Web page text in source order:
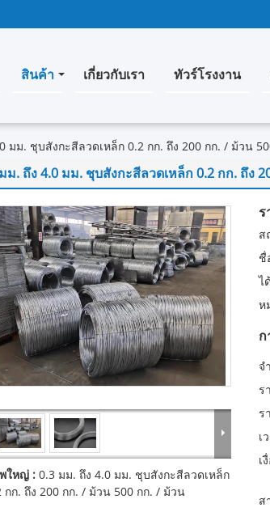
สินค้า เกี่ยวกับเรา ทัวร์โรงงาน
มม. ชุบสังกะสีลวดเหล็ก 0.2 กก. ถึง 200 กก. / ม้วน
ม. ถึง 4.0 มม. ชุบสังกะสีลวดเหล็ก 0.2 กก. ถึง
ใหญ่ : 0.3 มม. ถึง 4.0 มม. ชุบสังกะสีลวดเหล็ก
กก. ถึง 200 กก. / ม้วน 500 กก. / ม้วน
ร
ส
ชื่
ไ
ห
ก
จ
ร
ร
เ
เ
ส